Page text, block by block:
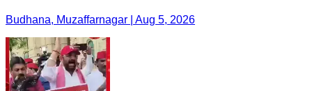
Budhana, Muzaffarnagar | Aug 5, 2026